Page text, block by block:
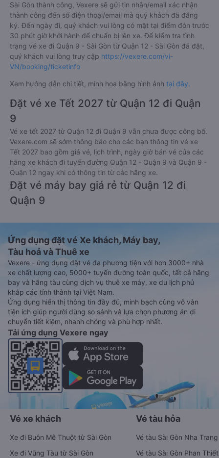
Sài Gòn thành công, Vexere sẽ gửi tin nhắn/email xác nhận
thành công đến số điện thoại/email mà quý khách đã đăng
ký. Đến ngày đi, quý khách vui lòng có mặt tại điểm đón trước
30 phút giờ khởi hành để chuẩn bị lên xe. Để kiểm tra tình
trạng vé xe đi Quận 9 - Sài Gòn từ Quận 12 - Sài Gòn đã đặt,
quý khách vui lòng truy cập https://vexere.com/vi-
VN/booking/ticketinfo
Xem hướng dẫn chi tiết, minh họa bằng hình ảnh tại đây.
Đặt vé xe Tết 2027 từ Quận 12 đi Quận
9
Vé xe tết 2027 từ Quận 12 đi Quận 9 vẫn chưa được công bố.
Vexere.com sẽ sớm thông báo cho các bạn thông tin vé xe
Tết 2027 bao gồm giá vé, lịch trình, ngày giờ bán vé của các
hãng xe khách đi tuyến đường Quận 12 - Quận 9 và Quận 9 -
Quận 12 ngay khi có thông tin từ các hãng xe.
Đặt vé máy bay giá rẻ từ Quận 12 đi
Quận 9
Ứng dụng đặt vé Xe khách, Máy bay,
Tàu hoả và Thuê xe
Vexere - ứng dụng đặt vé đa phương tiện với hơn 3000+ nhà
xe chất lượng cao, 5000+ tuyến đường toàn quốc, tất cả hãng
bay và hãng tàu cùng dịch vụ thuê xe máy, xe du lịch phủ
khắp các tỉnh thành tại Việt Nam.
Ứng dụng hiển thị thông tin đầy đủ, minh bạch cùng vô vàn
tiện ích giúp người dùng so sánh và lựa chọn phương án di
chuyển tiết kiệm, nhanh chóng và phù hợp nhất.
Tải ứng dụng Vexere ngay
Vé xe khách
Xe đi Buôn Mê Thuột từ Sài Gòn
Xe đi Vũng Tàu từ Sài Gòn
Vé tàu hỏa
Vé tàu Sài Gòn Nha Trang
Vé tàu Sài Gòn Phan Thiết